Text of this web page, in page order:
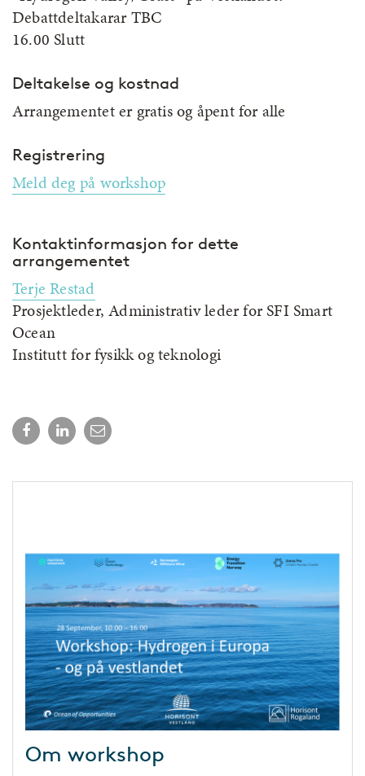
Debattdeltakarar TBC
16.00 Slutt
Deltakelse og kostnad
Arrangementet er gratis og åpent for alle
Registrering
Meld deg på workshop
Kontaktinformasjon for dette
arrangementet
Terje Restad
Prosjektleder, Administrativ leder for SFI Smart
Ocean
Institutt for fysikk og teknologi
Om workshop